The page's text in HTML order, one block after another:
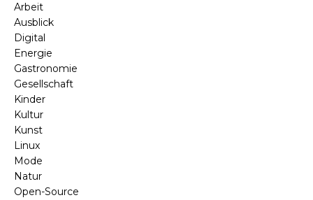
Arbeit
Ausblick
Digital
Energie
Gastronomie
Gesellschaft
Kinder
Kultur
Kunst
Linux
Mode
Natur
Open-Source